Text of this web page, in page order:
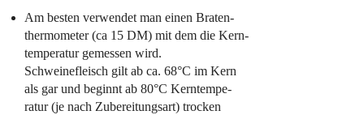
Am besten verwendet man einen Braten-
thermometer (ca 15 DM) mit dem die Kern-
temperatur gemessen wird.
Schweinefleisch gilt ab ca. 68°C im Kern
als gar und beginnt ab 80°C Kerntempe-
ratur (je nach Zubereitungsart) trocken